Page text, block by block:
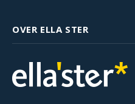
OVER ELLA STER